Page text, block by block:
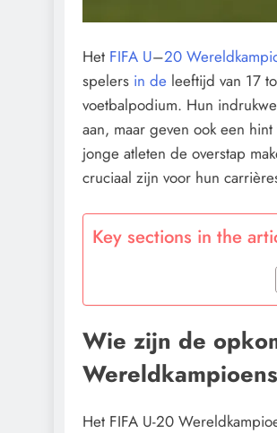
Het FIFA U–20
spelers in de leeftijd van 17
voetbalpodium. Hun
aan, maar geven ook een
jonge atleten de overstap
cruciaal zijn voor hun
Key sections in the
Wie zijn de
Het FIFA U-20